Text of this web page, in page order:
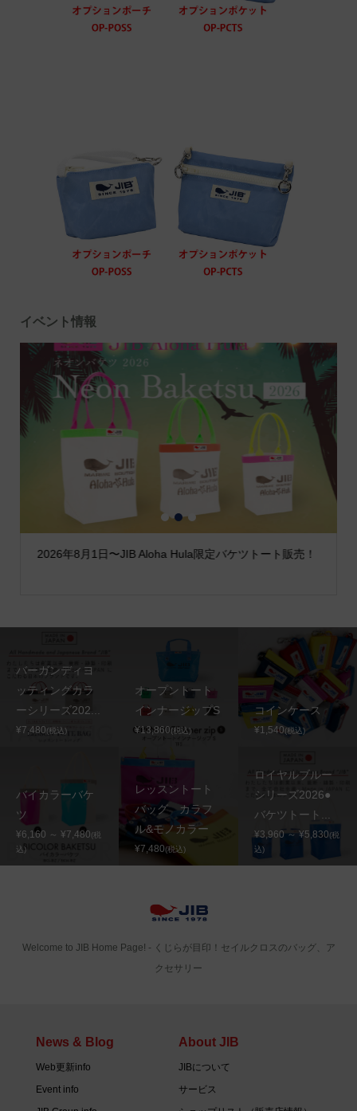
イベント情報
2026年8月1日〜JIB Aloha Hula限定バケツトート販売！
1 2 3
バーガンディヨ
ッティングカラ
ーシリーズ202...
¥7,480(税込)
オープントート
インナージップS
¥13,860(税込)
コインケース
¥1,540(税込)
バイカラーバケ
ツ
¥6,160 ～ ¥7,480(税
込)
レッスントート
バッグ カラフ
ル&モノカラー
¥7,480(税込)
ロイヤルブルー
シリーズ2026●
バケツトート...
¥3,960 ～ ¥5,830(税
込)
Welcome to JIB Home Page! ‐ くじらが目印！セイルクロスのバッグ、ア
クセサリー
News & Blog
Web更新info
Event info
About JIB
JIBについて
サービス